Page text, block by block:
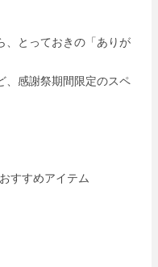
、とっておきの「ありが
、感謝祭期間限定のスペ
すめアイテム